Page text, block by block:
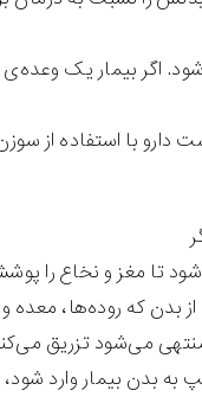
شود. اگر بیمار یک
با استفاده از
تا مغز و نخاع را
که روده‌ها، معده
می‌شود تزریق
بدن بیمار وارد